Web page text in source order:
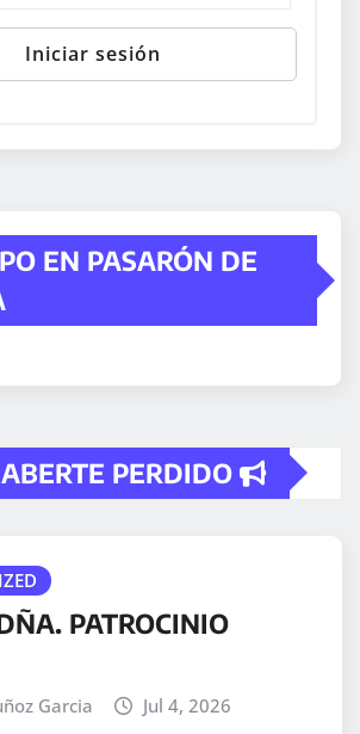
EN PASARÓN DE
PERDIDO
PATROCINIO
Garcia Jul 4, 2026